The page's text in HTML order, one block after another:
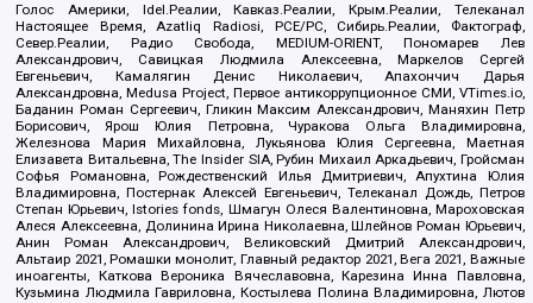
Голос Америки, Idel.Реалии, Кавказ.Реалии, Крым.Реалии, Телеканал
Настоящее Время, Azatliq Radiosi, PCE/PC, Сибирь.Реалии, Фактограф,
Север.Реалии, Радио Свобода, MEDIUM-ORIENT, Пономарев Лев
Александрович, Савицкая Людмила Алексеевна, Маркелов Сергей
Евгеньевич, Камалягин Денис Николаевич, Апахончич Дарья
Александровна, Medusa Project, Первое антикоррупционное СМИ, VTimes.io,
Баданин Роман Сергеевич, Гликин Максим Александрович, Маняхин Петр
Борисович, Ярош Юлия Петровна, Чуракова Ольга Владимировна,
Железнова Мария Михайловна, Лукьянова Юлия Сергеевна, Маетная
Елизавета Витальевна, The Insider SIA, Рубин Михаил Аркадьевич, Гройсман
Софья Романовна, Рождественский Илья Дмитриевич, Апухтина Юлия
Владимировна, Постернак Алексей Евгеньевич, Телеканал Дождь, Петров
Степан Юрьевич, Istories fonds, Шмагун Олеся Валентиновна, Мароховская
Алеся Алексеевна, Долинина Ирина Николаевна, Шлейнов Роман Юрьевич,
Анин Роман Александрович, Великовский Дмитрий Александрович,
Альтаир 2021, Ромашки монолит, Главный редактор 2021, Вега 2021, Важные
иноагенты, Каткова Вероника Вячеславовна, Карезина Инна Павловна,
Кузьмина Людмила Гавриловна, Костылева Полина Владимировна, Лютов